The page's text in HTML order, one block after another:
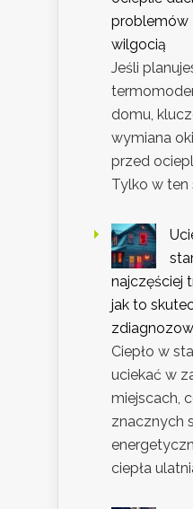
problemów
wilgocią
Jeśli
domu,
wymiana
przed
Tylko w ten
najczęściej
jak to
Ciepło w
uciekać w
miejscach,
znacznych
ciepła